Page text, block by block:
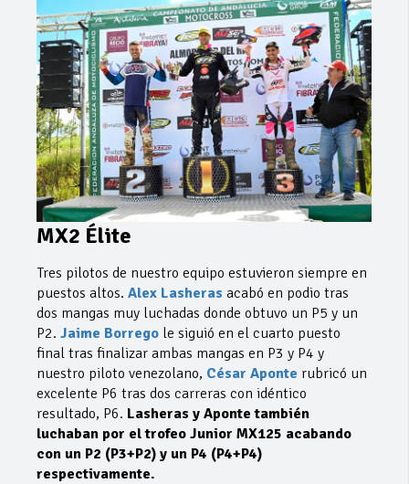
MX2 Élite
Tres pilotos de nuestro equipo estuvieron siempre en
puestos altos. Alex Lasheras acabó en podio tras
dos mangas muy luchadas donde obtuvo un P5 y un
P2. Jaime Borrego le siguió en el cuarto puesto
final tras finalizar ambas mangas en P3 y P4 y
nuestro piloto venezolano, César Aponte rubricó un
excelente P6 tras dos carreras con idéntico
resultado, P6. Lasheras y Aponte también
luchaban por el trofeo Junior MX125 acabando
con un P2 (P3+P2) y un P4 (P4+P4)
respectivamente.